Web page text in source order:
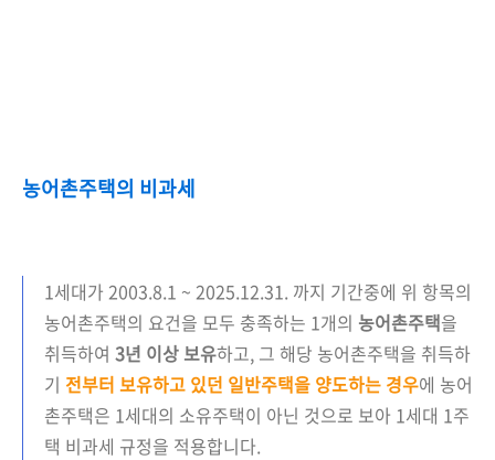
농어촌주택의 비과세
1세대가 2003.8.1 ~ 2025.12.31. 까지 기간중에 위 항목의
농어촌주택의 요건을 모두 충족하는 1개의 농어촌주택을
취득하여 3년 이상 보유하고, 그 해당 농어촌주택을 취득하
기 전부터 보유하고 있던 일반주택을 양도하는 경우에 농어
촌주택은 1세대의 소유주택이 아닌 것으로 보아 1세대 1주
택 비과세 규정을 적용합니다.